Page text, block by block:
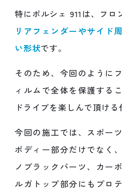
特にポルシェ 911は、フロ
リアフェンダーやサイド
い形状です。
そのため、今回のように
ィルムで全体を保護する
ドライブを楽しんで頂ける
今回の施工では、スポー
ボディー部分だけでなく
ノブラックパーツ、カー
ルガトップ部分にもプロ